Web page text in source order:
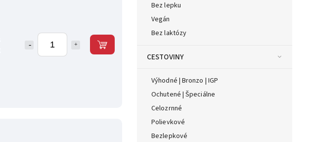
Bez lepku
Vegán
Bez laktózy
CESTOVINY
Výhodné | Bronzo | IGP
Ochutené | Špeciálne
Celozrnné
Polievkové
Bezlepkové